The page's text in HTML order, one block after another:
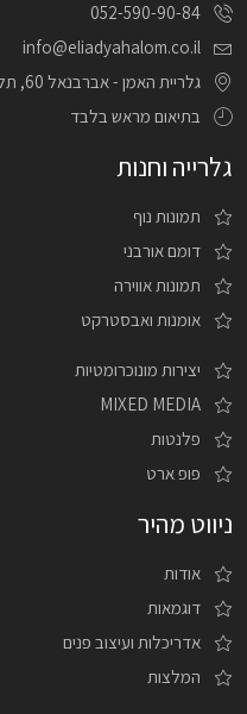
052-590-90-84
info@eliadyahalom.co.il
גלריית האמן - אברבנאל 60, תל - אביב
בתיאום מראש בלבד
גלרייה וחנות
תמונות נוף
דומם אורבני
תמונות אווירה
אומנות ואבסטרקט
יצירות מונוכרומטיות
MIXED MEDIA
פלנטות
פופ ארט
ניווט מהיר
אודות
דוגמאות
אדריכלות ועיצוב פנים
המלצות